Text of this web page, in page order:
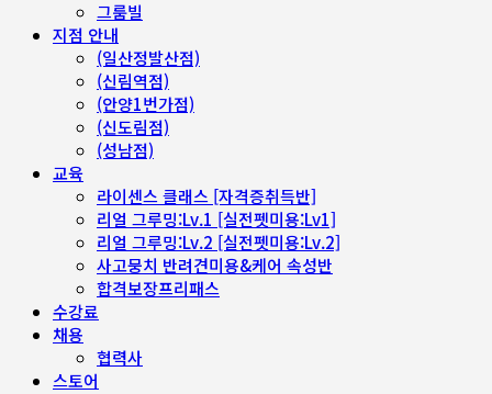
그룸빌
지점 안내
(일산정발산점)
(신림역점)
(안양1번가점)
(신도림점)
(성남점)
교육
라이센스 클래스 [자격증취득반]
리얼 그루밍:Lv.1 [실전펫미용:Lv1]
리얼 그루밍:Lv.2 [실전펫미용:Lv.2]
사고뭉치 반려견미용&케어 속성반
합격보장프리패스
수강료
채용
협력사
스토어